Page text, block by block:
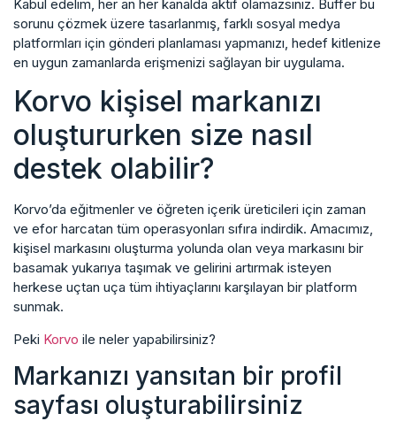
Kabul edelim, her an her kanalda aktif olamazsınız. Buffer bu
sorunu çözmek üzere tasarlanmış, farklı sosyal medya
platformları için gönderi planlaması yapmanızı, hedef kitlenize
en uygun zamanlarda erişmenizi sağlayan bir uygulama.
Korvo kişisel markanızı
oluştururken size nasıl
destek olabilir?
Korvo’da eğitmenler ve öğreten içerik üreticileri için zaman
ve efor harcatan tüm operasyonları sıfıra indirdik. Amacımız,
kişisel markasını oluşturma yolunda olan veya markasını bir
basamak yukarıya taşımak ve gelirini artırmak isteyen
herkese uçtan uça tüm ihtiyaçlarını karşılayan bir platform
sunmak.
Peki Korvo ile neler yapabilirsiniz?
Markanızı yansıtan bir profil
sayfası oluşturabilirsiniz